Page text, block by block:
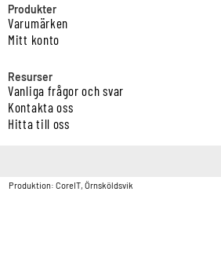
Produkter
Varumärken
Mitt konto
Resurser
Vanliga frågor och svar
Kontakta oss
Hitta till oss
Produktion: CoreIT, Örnsköldsvik